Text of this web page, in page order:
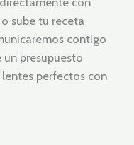
sube tu receta
contigo
presupuesto
lentes perfectos con